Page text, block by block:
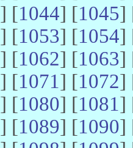
] [1044] [1045]
] [1053] [1054]
] [1062] [1063]
] [1071] [1072]
] [1080] [1081]
] [1089] [1090]